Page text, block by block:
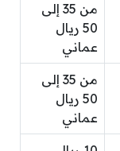
من 35 إلى
50 ريال
عماني
من 35 إلى
50 ريال
عماني